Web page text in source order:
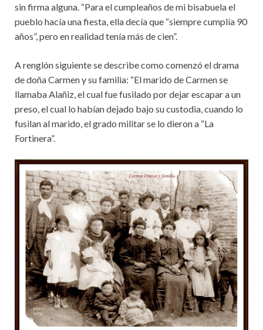
sin firma alguna. “Para el cumpleaños de mi bisabuela el
pueblo hacía una fiesta, ella decía que “siempre cumplía 90
años”, pero en realidad tenía más de cien”.
A renglón siguiente se describe como comenzó el drama
de doña Carmen y su familia: “El marido de Carmen se
llamaba Alañiz, el cual fue fusilado por dejar escapar a un
preso, el cual lo habían dejado bajo su custodia, cuando lo
fusilan al marido, el grado militar se lo dieron a “La
Fortinera”.